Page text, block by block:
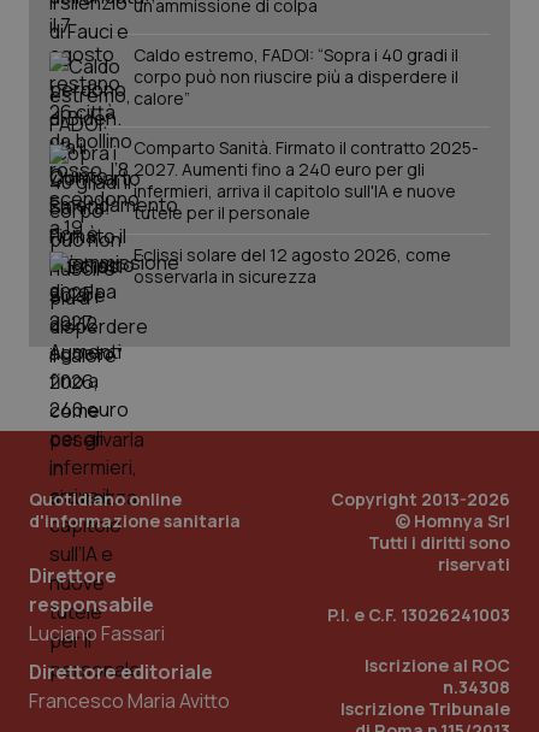
un’ammissione di colpa
Caldo estremo, FADOI: “Sopra i 40 gradi il
corpo può non riuscire più a disperdere il
calore”
Comparto Sanità. Firmato il contratto 2025-
2027. Aumenti fino a 240 euro per gli
infermieri, arriva il capitolo sull'IA e nuove
tutele per il personale
Eclissi solare del 12 agosto 2026, come
osservarla in sicurezza
Quotidiano online
d'informazione sanitaria
Direttore
responsabile
Luciano Fassari
Direttore editoriale
Francesco Maria Avitto
Copyright 2013-2026
© Homnya Srl
Tutti i diritti sono
riservati
P.I. e C.F. 13026241003
Iscrizione al ROC
n.34308
Iscrizione Tribunale
PHPSESSID
_ga_KM60CM4NPH .quotidianosanita.it
1
mese